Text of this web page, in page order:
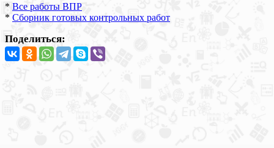
* Все работы ВПР
* Сборник готовых контрольных работ
Поделиться: